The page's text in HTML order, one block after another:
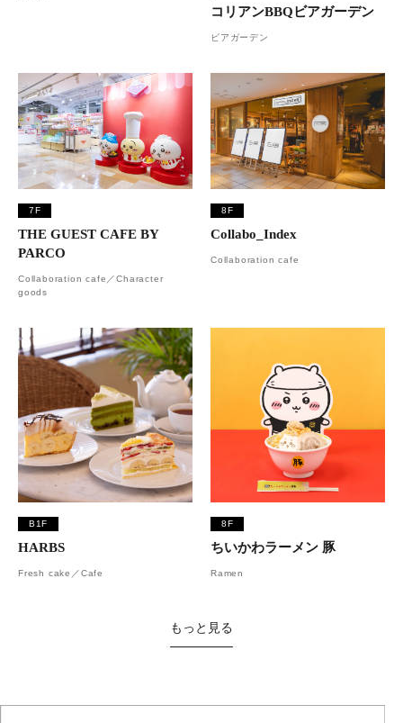
コリアンBBQビアガーデン
ビアガーデン
7F
THE GUEST CAFE BY
PARCO
Collaboration cafe／Character
goods
8F
Collabo_Index
Collaboration cafe
B1F
HARBS
Fresh cake／Cafe
8F
ちいかわラーメン 豚
Ramen
もっと見る